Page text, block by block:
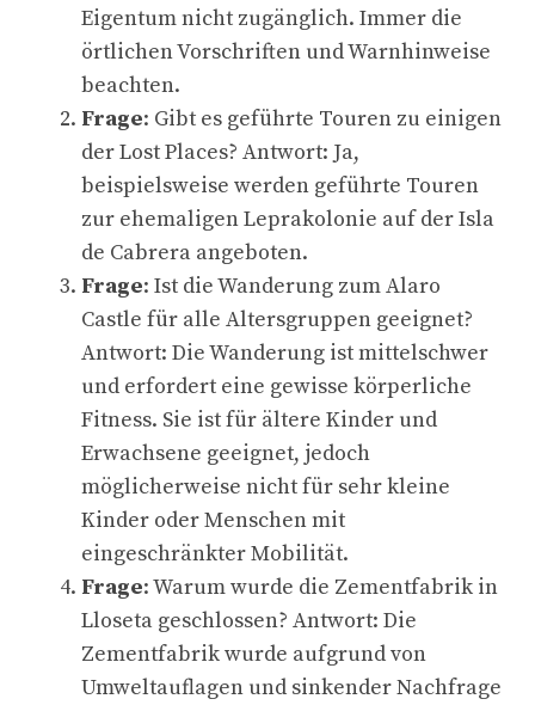
Eigentum nicht zugänglich. Immer die
örtlichen Vorschriften und Warnhinweise
beachten.
Frage: Gibt es geführte Touren zu einigen
der Lost Places? Antwort: Ja,
beispielsweise werden geführte Touren
zur ehemaligen Leprakolonie auf der Isla
de Cabrera angeboten.
Frage: Ist die Wanderung zum Alaro
Castle für alle Altersgruppen geeignet?
Antwort: Die Wanderung ist mittelschwer
und erfordert eine gewisse körperliche
Fitness. Sie ist für ältere Kinder und
Erwachsene geeignet, jedoch
möglicherweise nicht für sehr kleine
Kinder oder Menschen mit
eingeschränkter Mobilität.
Frage: Warum wurde die Zementfabrik in
Lloseta geschlossen? Antwort: Die
Zementfabrik wurde aufgrund von
Umweltauflagen und sinkender Nachfrage